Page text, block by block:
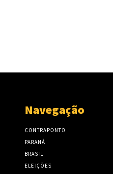
Navegação
CONTRAPONTO
PARANÁ
BRASIL
ELEIÇÕES